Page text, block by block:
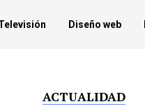
Diseño web
ACTUALIDAD